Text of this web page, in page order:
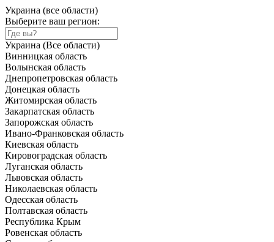
Украина (все области)
Выберите ваш регион:
Украина (Все области)
Винницкая область
Волынская область
Днепропетровская область
Донецкая область
Житомирская область
Закарпатская область
Запорожская область
Ивано-Франковская область
Киевская область
Кировоградская область
Луганская область
Львовская область
Николаевская область
Одесская область
Полтавская область
Республика Крым
Ровенская область